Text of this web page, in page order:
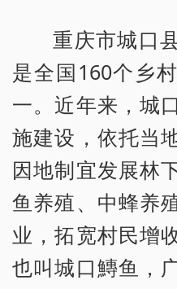
重庆市城口
是全国160个乡
一。近年来，城
施建设，依托当
因地制宜发展林
鱼养殖、中蜂养
业，拓宽村民增
也叫城口鱄鱼，